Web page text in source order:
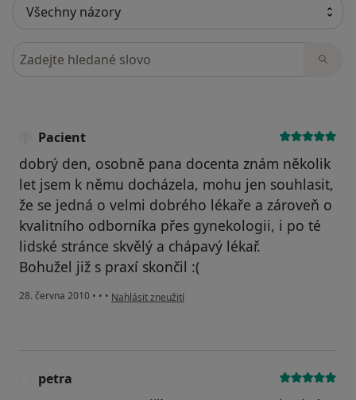
Hledejte v názorech
Pacient
dobrý den, osobně pana docenta znám několik
let jsem k němu docházela, mohu jen souhlasit,
že se jedná o velmi dobrého lékaře a zároveň o
kvalitního odborníka přes gynekologii, i po té
lidské stránce skvělý a chápavý lékař.
Bohužel již s praxí skončil :(
28. června 2010 • • • podle názoru uživatele Pacient
Nahlásit zneužití
petra